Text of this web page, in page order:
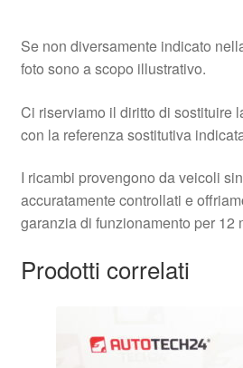
Se non diversamente indicato
foto sono a scopo illustrativo.
Ci riserviamo il diritto di sostituire
con la referenza sostitutiva
I ricambi provengono da veicoli
accuratamente controllati e
garanzia di funzionamento per 12
Prodotti correlati